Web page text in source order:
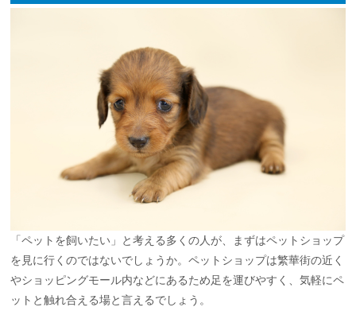
「ペットを飼いたい」と考える多くの人が、まずはペットショップ
を見に行くのではないでしょうか。ペットショップは繁華街の近く
やショッピングモール内などにあるため足を運びやすく、気軽にペ
ットと触れ合える場と言えるでしょう。